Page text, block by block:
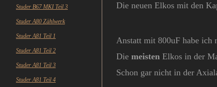
Studer B67 MKI Teil 3
Studer A80 Zählwerk
Studer A81 Teil 1
Studer A81 Teil 2
Studer A81 Teil 3
Studer A81 Teil 4
Die neuen Elkos mit den
Anstatt mit 800uF habe ich
Die meisten Elkos in der
Schon gar nicht in der